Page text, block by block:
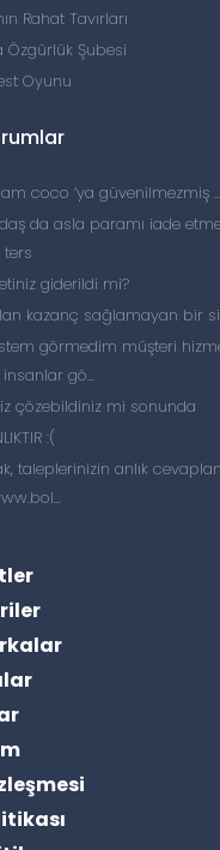
Rahat Tavırları
Şubesi
Oyunu
coco ‘ya güvenilmezmiş
da asla paramı iade
giderildi mi?
kazanç sağlamayan bir
görmedim müşteri
gö...
çözebildiniz mi sonunda
:(
taleplerinizin anlık